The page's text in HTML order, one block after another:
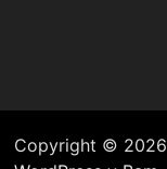
Copyright © 2026